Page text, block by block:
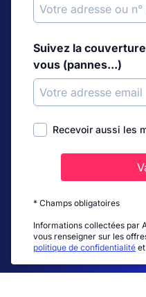
Suivez la
vous (pannes...)
Recevoir aussi les
* Champs obligatoires
Informations collectées par
vous renseigner sur les
politique de confidentialité